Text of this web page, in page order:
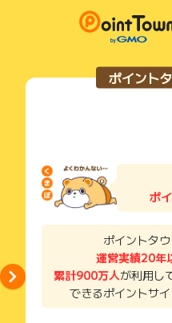
て一度でも同サービス・お買
ご利用前には、Cookieの削
サービス・お買い物利用時に
法がある場合、必ずサイト
了などのメールは、ポイント
獲得待ち・獲得失敗の状態で
メールを送っていただく場合
そのため、紛失・破棄された
ご注意ください。
(※) SafariやChromeなどweb
条件を達成しているかどうか
っているため、広告主はポイ
そのため、ポイントタウンの
広告主様に直接行わないよ
ポイント
ポ
ポイントタ
運営実績20年
累計900万人が利用し
できるポイントサイ